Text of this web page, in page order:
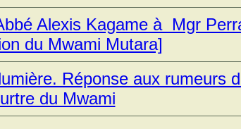
Alexis Kagame à Mgr
du Mwami Mutara]
Réponse aux rumeurs
du Mwami